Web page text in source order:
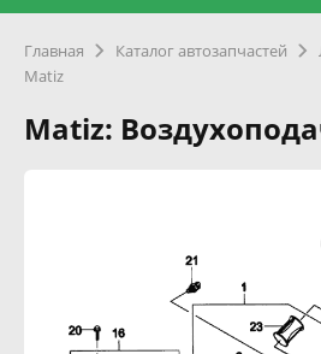
Главная Каталог автозапчастей
Matiz
Matiz: